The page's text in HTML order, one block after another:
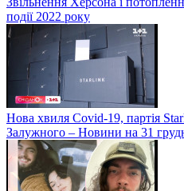
події 2022 року
Нова хвиля Covid-19, партія
Залужного – Новини на 31